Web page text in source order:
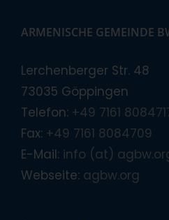
ARMENISCHE GEMEINDE
Lerchenberger Str. 48
73035 Göppingen
Telefon: +49 7161
Fax: +49 7161 8084709
E-Mail: info (at)
Webseite: agbw.org